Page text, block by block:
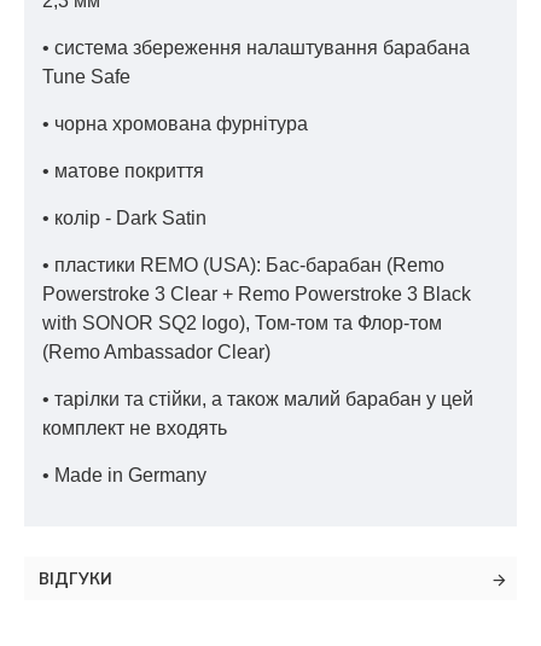
• система збереження налаштування барабана
Tune Safe
• чорна хромована фурнітура
• матове покриття
• колір - Dark Satin
• пластики REMO (USA): Бас-барабан (Remo
Powerstroke 3 Clear + Remo Powerstroke 3 Black
with SONOR SQ2 logo), Том-том та Флор-том
(Remo Ambassador Clear)
• тарілки та стійки, а також малий барабан у цей
комплект не входять
• Made in Germany
ВІДГУКИ